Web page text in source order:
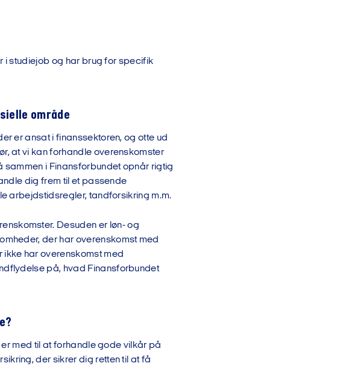
i studiejob og har brug for specifik
område
er ansat i finanssektoren, og otte ud
at vi kan forhandle overenskomster
i Finansforbundet opnår rigtig
dig frem til et passende
arbejdstidsregler, tandforsikring m.m.
Desuden er løn- og
der har overenskomst med
har overenskomst med
på, hvad Finansforbundet
med til at forhandle gode vilkår på
der sikrer dig retten til at få